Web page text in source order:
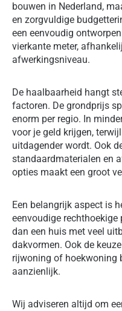
bouwen in Nederland,
en zorgvuldige
een eenvoudig
vierkante meter,
afwerkingsniveau.
De haalbaarheid hangt
factoren. De grondprijs
enorm per regio. In
voor je geld krijgen,
uitdagender wordt. Ook
standaardmaterialen en
opties maakt een groot
Een belangrijk aspect is
eenvoudige
dan een huis met veel
dakvormen. Ook de
rijwoning of hoekwoning
aanzienlijk.
Wij adviseren altijd om